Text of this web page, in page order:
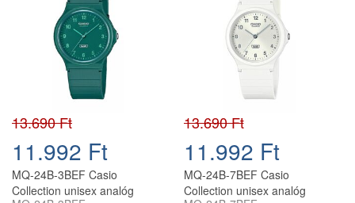
13.690 Ft
11.992 Ft
MQ-24B-3BEF Casio
Collection unisex analóg
13.690 Ft
11.992 Ft
MQ-24B-7BEF Casio
Collection unisex analóg